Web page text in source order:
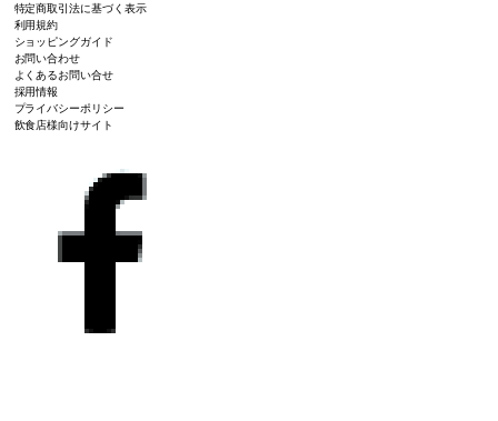
特定商取引法に基づく表示
利用規約
ショッピングガイド
お問い合わせ
よくあるお問い合せ
採用情報
プライバシーポリシー
飲食店様向けサイト